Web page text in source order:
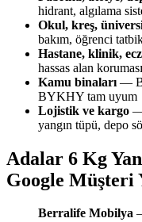
hidrant, algılama
Okul, kreş,
bakım, öğrenci
Hastane, klinik,
hassas alan koruması
Kamu binaları —
BYKHY tam uyum
Lojistik ve kargo —
yangın tüpü, depo
Adalar 6 Kg
Google Müşteri
Berralife Mobilya